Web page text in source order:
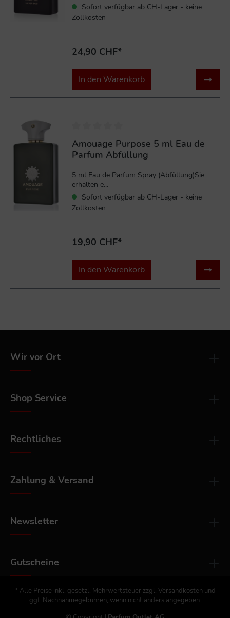
Sofort verfügbar ab CH-Lager - keine
Zollkosten
24,90 CHF*
In den Warenkorb
Amouage Purpose 5 ml Eau de
Parfum Abfüllung
5 ml Eau de Parfum Spray (Abfüllung)Sie
erhalten e...
Sofort verfügbar ab CH-Lager - keine
Zollkosten
19,90 CHF*
In den Warenkorb
Wir vor Ort
Shop Service
Rechtliches
Zahlung & Versand
Newsletter
Gutscheine
* Alle Preise inkl. gesetzl. Mehrwertsteuer zzgl. Versandkosten und
ggf. Nachnahmegebühren, wenn nicht anders angegeben.